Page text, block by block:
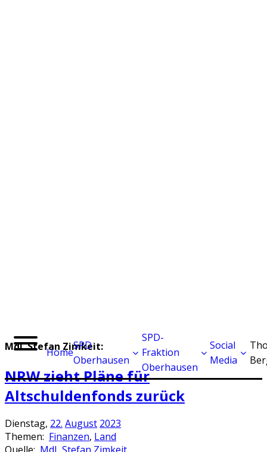
Home
SPD
Oberhausen
SPD-
Fraktion
Oberhausen
Social
Media
MdL Stefan Zimkeit:
NRW zieht Pläne für
Altschuldenfonds zurück
Dienstag, 22. August 2023
Themen: Finanzen, Land